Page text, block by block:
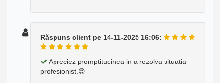
Răspuns client pe 14-11-2025 16:06:
Apreciez promptitudinea in a rezolva situatia
profesionist.😍